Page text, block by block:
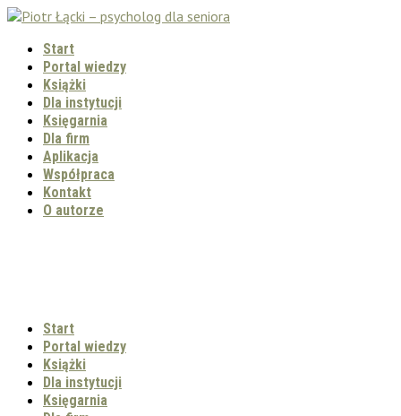
Start
Portal wiedzy
Książki
Dla instytucji
Księgarnia
Dla firm
Aplikacja
Współpraca
Kontakt
O autorze
Start
Portal wiedzy
Książki
Dla instytucji
Księgarnia